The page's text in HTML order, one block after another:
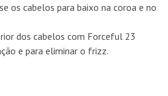
os cabelos para baixo na coroa e no
dos cabelos com Forceful 23
e para eliminar o frizz.